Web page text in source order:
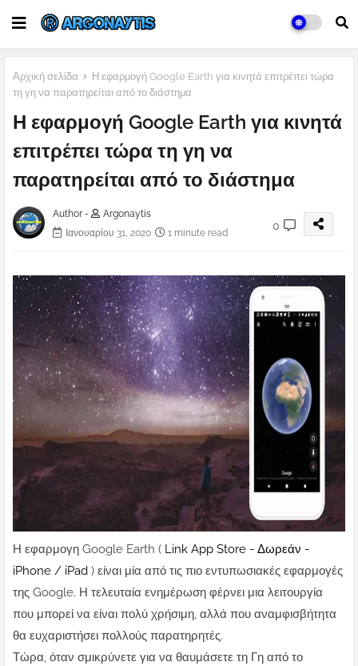
Αρχική σελίδα
Η εφαρμογή Google Earth για κινητά επιτρέπει τώρα
τη γη να παρατηρείται από το διάστημα
Η εφαρμογή Google Earth για κινητά
επιτρέπει τώρα τη γη να
παρατηρείται από το διάστημα
Author -
Argonaytis
Ιανουαρίου 31, 2020
1 minute read
0
Η εφαρμογη Google Earth ( Link App Store - Δωρεάν -
iPhone / iPad ) είναι μία από τις πιο εντυπωσιακές εφαρμογές
της Google. Η τελευταία ενημέρωση φέρνει μια λειτουργία
που μπορεί να είναι πολύ χρήσιμη, αλλά που αναμφισβήτητα
θα ευχαριστήσει πολλούς παρατηρητές.
Τώρα, όταν σμικρύνετε για να θαυμάσετε τη Γη από το